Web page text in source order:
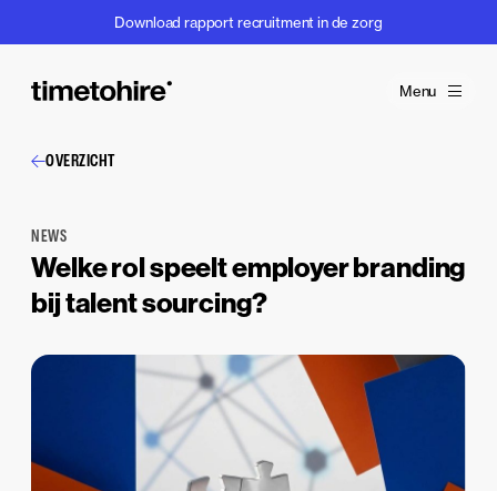
Download rapport recruitment in de zorg
Menu
OVERZICHT
NEWS
Welke rol speelt employer branding
bij talent sourcing?